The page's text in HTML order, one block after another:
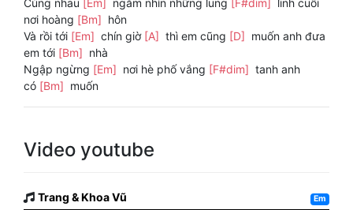
Cùng nhau [Em] ngắm nhìn những lung [F#dim] linh cuối
nơi hoàng [Bm] hôn
Và rồi tới [Em] chín giờ [A] thì em cũng [D] muốn anh đưa
em tới [Bm] nhà
Ngập ngừng [Em] nơi hè phố vắng [F#dim] tanh anh
có [Bm] muốn
Video youtube
Trang & Khoa Vũ Em